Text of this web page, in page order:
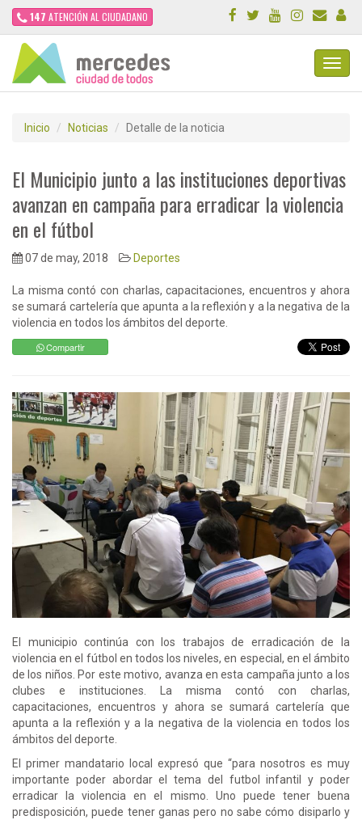
147 ATENCIÓN AL CIUDADANO
Inicio Noticias Detalle de la noticia
El Municipio junto a las instituciones deportivas
avanzan en campaña para erradicar la violencia
en el fútbol
07 de may, 2018 Deportes
La misma contó con charlas, capacitaciones, encuentros y ahora
se sumará cartelería que apunta a la reflexión y a la negativa de la
violencia en todos los ámbitos del deporte.
Compartir
El municipio continúa con los trabajos de erradicación de la
violencia en el fútbol en todos los niveles, en especial, en el ámbito
de los niños. Por este motivo, avanza en esta campaña junto a los
clubes e instituciones. La misma contó con charlas,
capacitaciones, encuentros y ahora se sumará cartelería que
apunta a la reflexión y a la negativa de la violencia en todos los
ámbitos del deporte.
El primer mandatario local expresó que “para nosotros es muy
importante poder abordar el tema del futbol infantil y poder
erradicar la violencia en el mismo. Uno puede tener buena
predisposición, puede tener ganas pero no sabe cómo disiparlo y